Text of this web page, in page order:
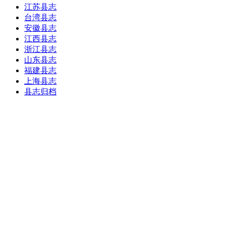
江苏县志
台湾县志
安徽县志
江西县志
浙江县志
山东县志
福建县志
上海县志
县志归档